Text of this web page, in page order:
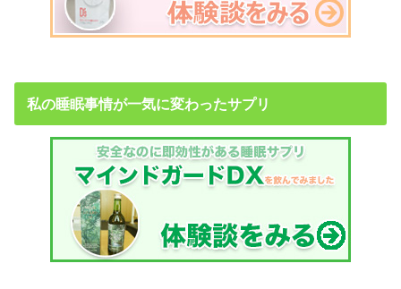
私の睡眠事情が一気に変わったサプリ